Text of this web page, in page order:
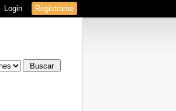
Login Registrarse